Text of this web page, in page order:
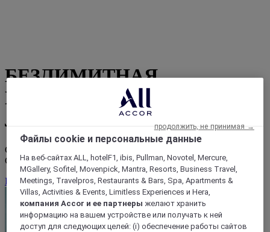
БЕЗЛИМИТНАЯ
ПРОГРАММА
ЛОЯЛЬНОСТИ
СКИДКА ДО 10% ДЛЯ УЧАСТНИКОВ ПРОГРАММЫ,
СЕЙЧАС И ВСЕГДА
ПРИСОЕДИНЯЙТЕСЬ БЕСПЛАТНО
Файлы cookie и персональные данные
На веб-сайтах ALL, hotelF1, ibis, Pullman, Novotel, Mercure,
MGallery, Sofitel, Movenpick, Mantra, Resorts, Business Travel,
Meetings, Travelpros, Restaurants & Bars, Spa, Apartments &
Villas, Activities & Events, Limitless Experiences и Hera,
компания Accor и ее партнеры желают хранить
информацию на вашем устройстве или получать к ней
доступ для следующих целей: (i) обеспечение работы сайтов
продолжить, не принимая →